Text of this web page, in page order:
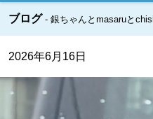
ブログ 銀ちゃんとmasaruと
2026年6月16日